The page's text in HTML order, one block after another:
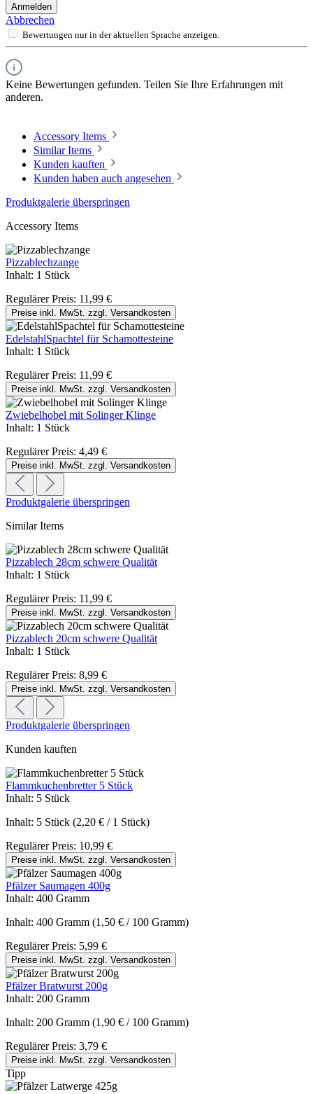
Anmelden
Abbrechen
Bewertungen nur in der aktuellen Sprache anzeigen.
Keine Bewertungen gefunden. Teilen Sie Ihre Erfahrungen mit
anderen.
Accessory Items
Similar Items
Kunden kauften
Kunden haben auch angesehen
Produktgalerie überspringen
Accessory Items
Pizzablechzange
Inhalt: 1 Stück
Regulärer Preis: 11,99 €
Preise inkl. MwSt. zzgl. Versandkosten
EdelstahlSpachtel für Schamottesteine
Inhalt: 1 Stück
Regulärer Preis: 11,99 €
Preise inkl. MwSt. zzgl. Versandkosten
Zwiebelhobel mit Solinger Klinge
Inhalt: 1 Stück
Regulärer Preis: 4,49 €
Preise inkl. MwSt. zzgl. Versandkosten
Produktgalerie überspringen
Similar Items
Pizzablech 28cm schwere Qualität
Inhalt: 1 Stück
Regulärer Preis: 11,99 €
Preise inkl. MwSt. zzgl. Versandkosten
Pizzablech 20cm schwere Qualität
Inhalt: 1 Stück
Regulärer Preis: 8,99 €
Preise inkl. MwSt. zzgl. Versandkosten
Produktgalerie überspringen
Kunden kauften
Flammkuchenbretter 5 Stück
Inhalt: 5 Stück
Inhalt: 5 Stück (2,20 € / 1 Stück)
Regulärer Preis: 10,99 €
Preise inkl. MwSt. zzgl. Versandkosten
Pfälzer Saumagen 400g
Inhalt: 400 Gramm
Inhalt: 400 Gramm (1,50 € / 100 Gramm)
Regulärer Preis: 5,99 €
Preise inkl. MwSt. zzgl. Versandkosten
Pfälzer Bratwurst 200g
Inhalt: 200 Gramm
Inhalt: 200 Gramm (1,90 € / 100 Gramm)
Regulärer Preis: 3,79 €
Preise inkl. MwSt. zzgl. Versandkosten
Tipp